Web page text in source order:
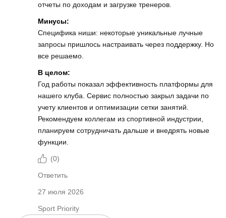
отчеты по доходам и загрузке тренеров.
Минусы:
Специфика ниши: некоторые уникальные лучные
запросы пришлось настраивать через поддержку. Но
все решаемо.
В целом:
Год работы показал эффективность платформы для
нашего клуба. Сервис полностью закрыл задачи по
учету клиентов и оптимизации сетки занятий.
Рекомендуем коллегам из спортивной индустрии,
планируем сотрудничать дальше и внедрять новые
функции.
(0)
Ответить
27 июля 2026
Sport Priority